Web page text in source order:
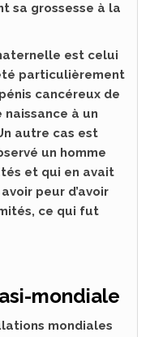
sa grossesse à la
est celui
particulièrement
cancéreux de
à un
autre cas est
un homme
et qui en avait
peur d’avoir
ce qui fut
mondiale
mondiales